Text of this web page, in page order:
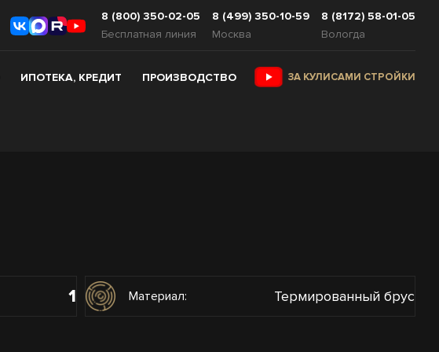
8 (800) 350-02-05
Бесплатная линия
8 (499) 350-10-59
Москва
8 (8172) 58-01-05
Вологда
ИПОТЕКА, КРЕДИТ ПРОИЗВОДСТВО ЗА КУЛИСАМИ СТРОЙКИ
1 Материал: Термированный брус